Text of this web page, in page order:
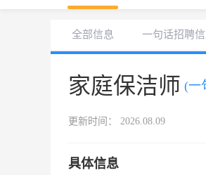
全部信息 一句话招聘
家庭保洁师 (一
更新时间： 2026.08.09
具体信息